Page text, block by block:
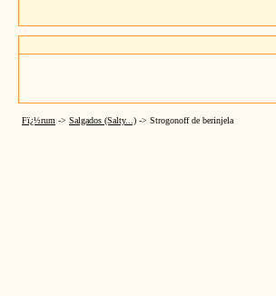
Fï¿½rum -> Salgados (Salty...) -> Strogonoff de berinjela